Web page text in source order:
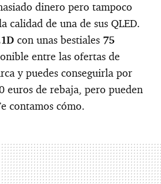
dinero pero tampoco
calidad de una de sus QLED.
con unas bestiales 75
entre las ofertas de
y puedes conseguirla por
euros de rebaja, pero pueden
contamos cómo.